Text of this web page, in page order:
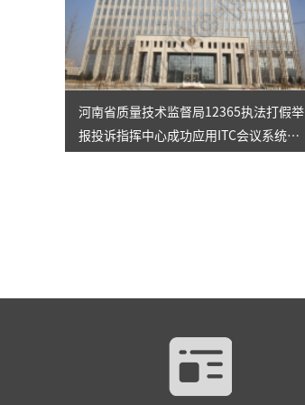
河南省质量技术监督局12365执法打假举
报投诉指挥中心成功应用ITC会议系统解